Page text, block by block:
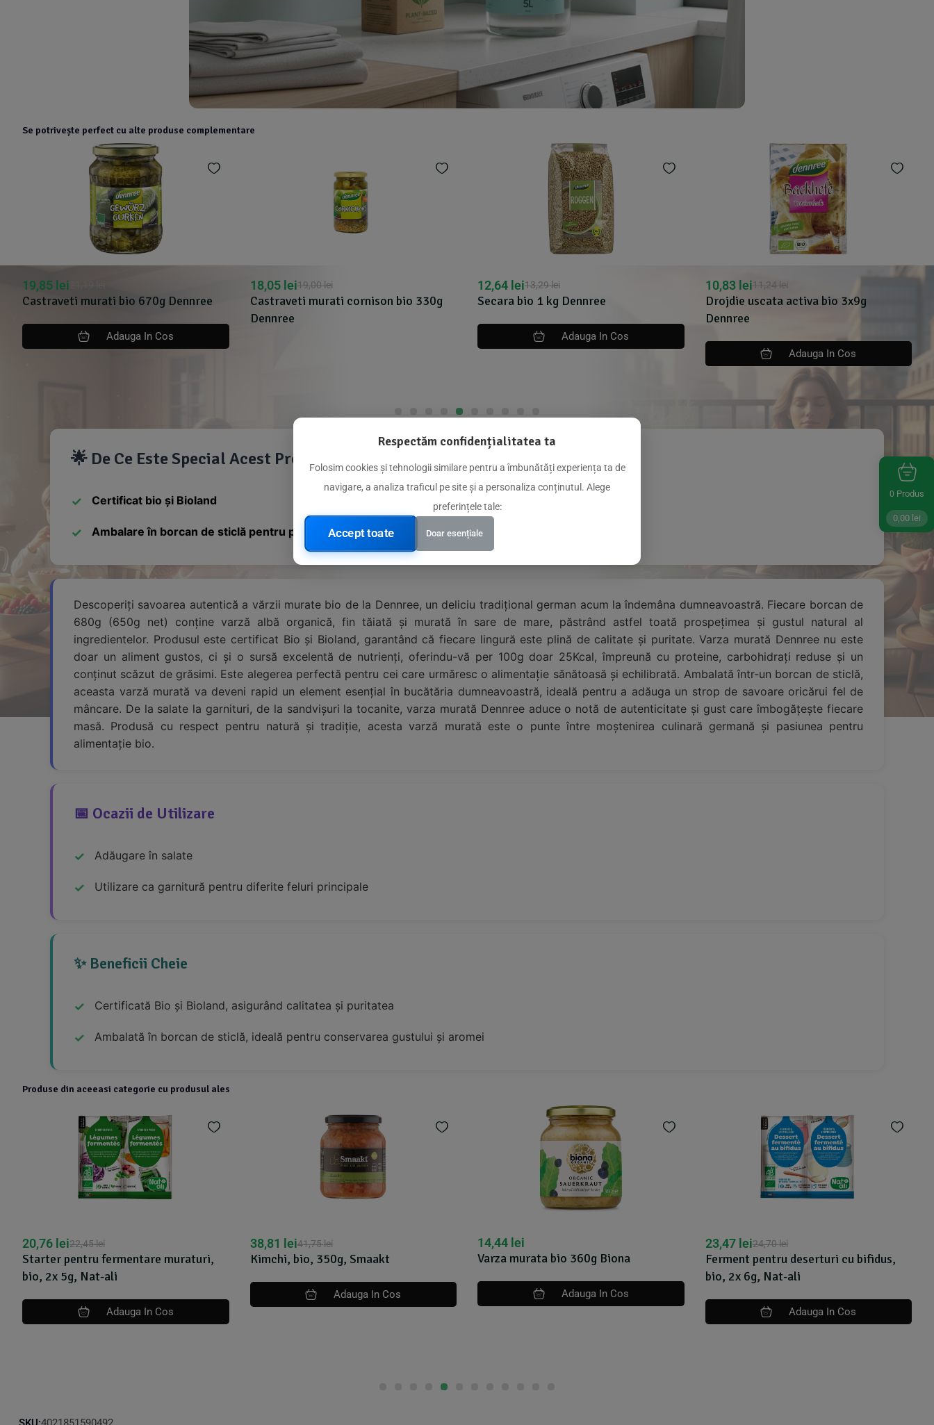
Se potrivește perfect cu alte produse complementare
Castraveti murati bio 670g Dennree
19,85 lei
Adauga In Cos
Castraveti murati cornison bio 330g
Dennree
19,00lei
18,05 lei
Secara bio 1 kg Dennree
13,29lei
12,64 lei
Adauga In Cos
Drojdie uscata activa bio 3x9g
Dennree
11,24lei
10,83 lei
Adauga In Cos
🌟 De Ce Este Special Acest Produs
Certificat bio și Bioland
Ambalare în borcan de sticlă pentru păstrarea aromei
Descoperiți savoarea autentică a vărzii murate bio de la Dennree, un deliciu tradițional german acum la îndemâna dumneavoastră. Fiecare borcan de
680g (650g net) conține varză albă organică, fin tăiată și murată în sare de mare, păstrând astfel toată prospețimea și gustul natural al
ingredientelor. Produsul este certificat Bio și Bioland, garantând că fiecare lingură este plină de calitate și puritate. Varza murată Dennree nu este
doar un aliment gustos, ci și o sursă excelentă de nutrienți, oferindu-vă per 100g doar 25Kcal, împreună cu proteine, carbohidrați reduse și un
conținut scăzut de grăsimi. Este alegerea perfectă pentru cei care urmăresc o alimentație sănătoasă și echilibrată. Ambalată într-un borcan de sticlă,
aceasta varză murată va deveni rapid un element esențial în bucătăria dumneavoastră, ideală pentru a adăuga un strop de savoare oricărui fel de
mâncare. De la salate la garnituri, de la sandvișuri la tocanite, varza murată Dennree aduce o notă de autenticitate și gust care îmbogățește fiecare
masă. Produsă cu respect pentru natură și tradiție, acesta varză murată este o punte între moștenirea culinară germană și pasiunea pentru
alimentație bio.
📅 Ocazii de Utilizare
Adăugare în salate
Utilizare ca garnitură pentru diferite feluri principale
✨ Beneficii Cheie
Certificată Bio și Bioland, asigurând calitatea și puritatea
Ambalată în borcan de sticlă, ideală pentru conservarea gustului și aromei
Produse din aceeasi categorie cu produsul ales
Starter pentru fermentare muraturi,
bio, 2x 5g, Nat-ali
22,45lei
20,76 lei
Adauga In Cos
Kimchi, bio, 350g, Smaakt
41,75lei
38,81 lei
Adauga In Cos
Varza murata bio 360g Biona
14,44 lei
Adauga In Cos
Ferment pentru deserturi cu bifidus,
bio, 2x 6g, Nat-ali
24,70lei
23,47 lei
Adauga In Cos
0 Produs
0,00 lei
Respectăm confidențialitatea ta
Folosim cookies și tehnologii similare pentru a îmbunătăți experiența ta de
navigare, a analiza traficul pe site și a personaliza conținutul. Alege
preferințele tale:
Accept toate Doar esențiale